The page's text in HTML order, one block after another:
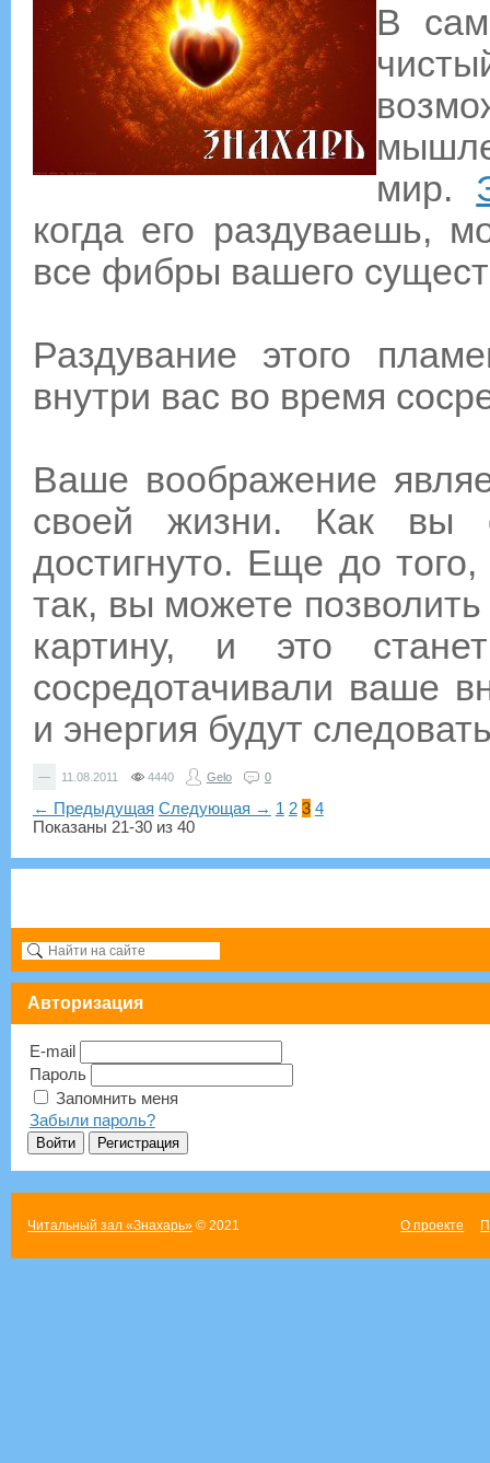
В
мир.
когда его раздуваешь,
все фибры вашего
Раздувание этого
внутри вас во время
Ваше воображение
своей жизни. Как вы
достигнуто. Еще до
так, вы можете
картину, и это
сосредотачивали ваше
и энергия будут
— 11.08.2011 4440 Gelo 0
← Предыдущая Следующая → 1 2 3 4
Показаны 21-30 из 40
Авторизация
E-mail
Пароль
Запомнить меня
Забыли пароль?
Читальный зал «Знахарь»© 2021 О проекте